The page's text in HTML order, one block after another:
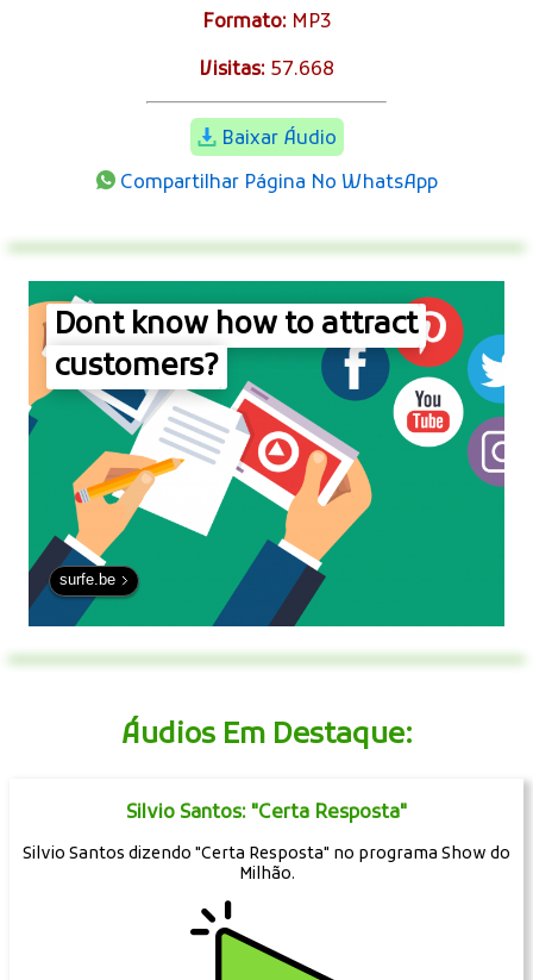
Formato:MP3
Visitas:57.668
Baixar Áudio
Compartilhar Página No WhatsApp
Dont know how to attract
customers?
surfe.be
Áudios Em Destaque:
Silvio Santos: "Certa Resposta"
Silvio Santos dizendo "Certa Resposta" no programa Show do
Milhão.